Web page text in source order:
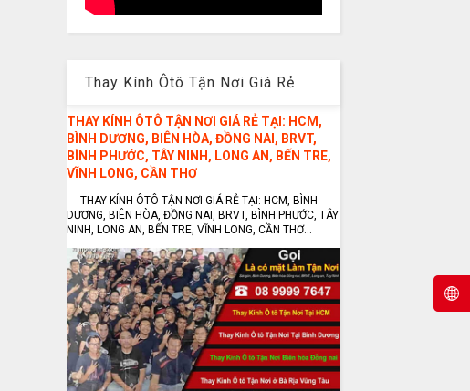
Thay Kính Ôtô Tận Nơi Giá Rẻ
THAY KÍNH ÔTÔ TẬN NƠI GIÁ RẺ TẠI: HCM,
BÌNH DƯƠNG, BIÊN HÒA, ĐỒNG NAI, BRVT,
BÌNH PHƯỚC, TÂY NINH, LONG AN, BẾN TRE,
VĨNH LONG, CẦN THƠ
THAY KÍNH ÔTÔ TẬN NƠI GIÁ RẺ TẠI: HCM, BÌNH
DƯƠNG, BIÊN HÒA, ĐỒNG NAI, BRVT, BÌNH PHƯỚC, TÂY
NINH, LONG AN, BẾN TRE, VĨNH LONG, CẦN THƠ...